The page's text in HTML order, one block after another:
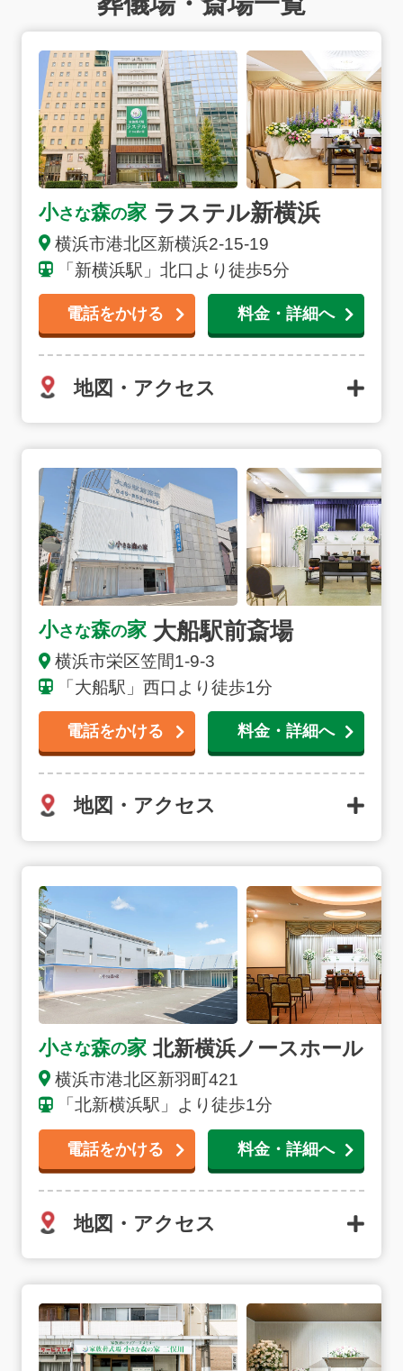
す。24時間365日、深夜早朝でも対応できる体制が整っ
ておりますので安心してご連絡ください。
小さな森の家 ラステル新横浜
横浜市港北区新横浜2-15-19
「新横浜駅」北口より徒歩5分
電話をかける 料金・詳細へ
地図・アクセス
小さな森の家 大船駅前斎場
横浜市栄区笠間1-9-3
「大船駅」西口より徒歩1分
電話をかける 料金・詳細へ
地図・アクセス
小さな森の家 北新横浜ノースホール
横浜市港北区新羽町421
「北新横浜駅」より徒歩1分
電話をかける 料金・詳細へ
地図・アクセス